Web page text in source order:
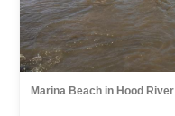
Marina Beach in Hood River